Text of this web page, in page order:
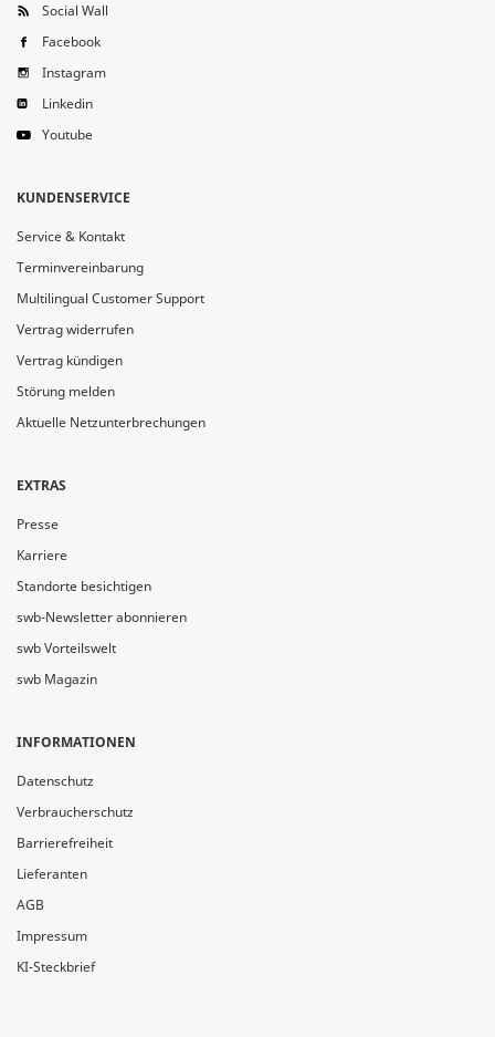
Social Wall
Facebook
Instagram
Linkedin
Youtube
KUNDENSERVICE
Service & Kontakt
Terminvereinbarung
Multilingual Customer Support
Vertrag widerrufen
Vertrag kündigen
Störung melden
Aktuelle Netzunterbrechungen
EXTRAS
Presse
Karriere
Standorte besichtigen
swb-Newsletter abonnieren
swb Vorteilswelt
swb Magazin
INFORMATIONEN
Datenschutz
Verbraucherschutz
Barrierefreiheit
Lieferanten
AGB
Impressum
KI-Steckbrief